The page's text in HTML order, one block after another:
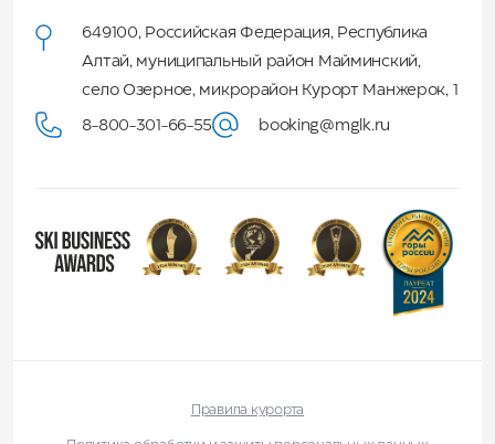
649100, Российская Федерация, Республика
Алтай, муниципальный район Майминский,
село Озерное, микрорайон Курорт Манжерок, 1
8-800-301-66-55 booking@mglk.ru
Правила курорта